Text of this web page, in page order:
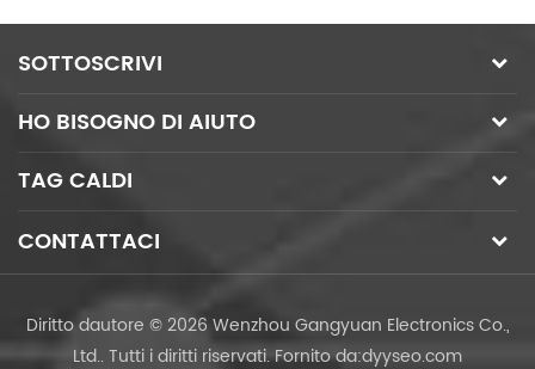
normalmente chiuso
SOTTOSCRIVI
HO BISOGNO DI AIUTO
TAG CALDI
CONTATTACI
Diritto dautore © 2026 Wenzhou Gangyuan Electronics Co.,
Ltd.. Tutti i diritti riservati.Fornito da:dyyseo.com